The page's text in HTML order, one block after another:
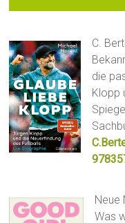
C.
die
Klopp
Neue
Was